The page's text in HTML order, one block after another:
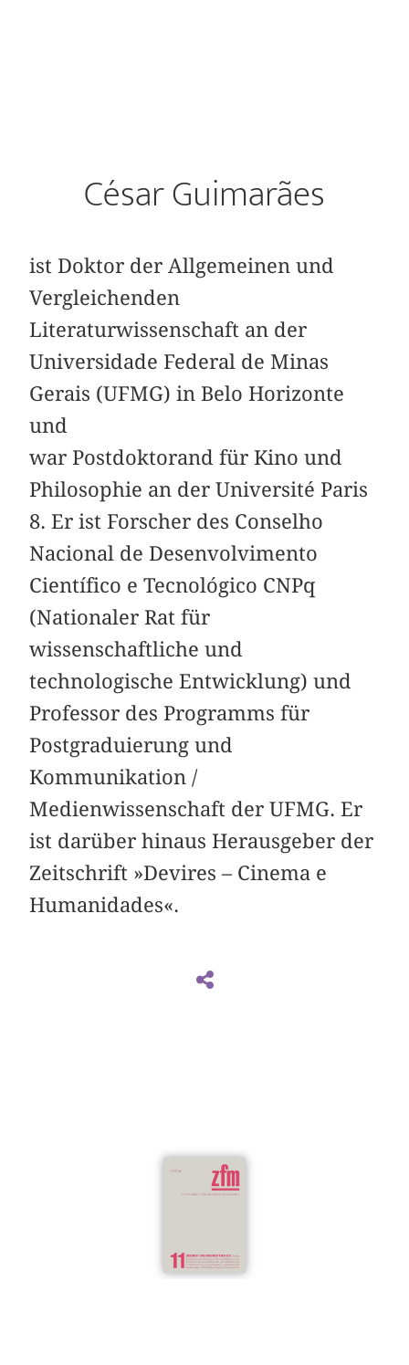
César Guimarães
ist Doktor der Allgemeinen und
Vergleichenden
Literaturwissenschaft an der
Universidade Federal de Minas
Gerais (UFMG) in Belo Horizonte
und
war Postdoktorand für Kino und
Philosophie an der Université Paris
8. Er ist Forscher des Conselho
Nacional de Desenvolvimento
Científico e Tecnológico CNPq
(Nationaler Rat für
wissenschaftliche und
technologische Entwicklung) und
Professor des Programms für
Postgraduierung und
Kommunikation /
Medienwissenschaft der UFMG. Er
ist darüber hinaus Herausgeber der
Zeitschrift »Devires – Cinema e
Humanidades«.